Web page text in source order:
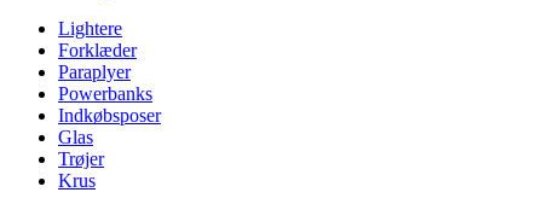
Lightere
Forklæder
Paraplyer
Powerbanks
Indkøbsposer
Glas
Trøjer
Krus